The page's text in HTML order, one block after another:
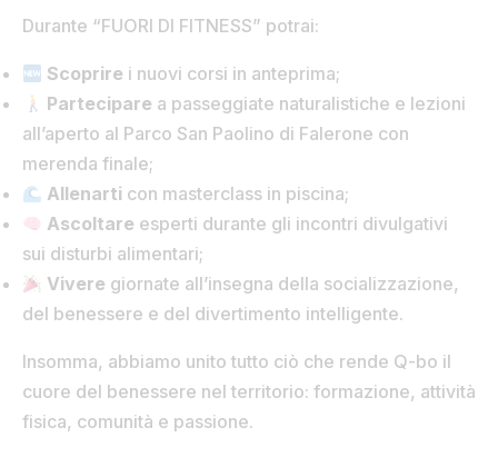
Durante “FUORI DI FITNESS” potrai:
Scoprire i nuovi corsi in anteprima;
Partecipare a passeggiate naturalistiche e lezioni
all’aperto al Parco San Paolino di Falerone con
merenda finale;
Allenarti con masterclass in piscina;
Ascoltare esperti durante gli incontri divulgativi
sui disturbi alimentari;
Vivere giornate all’insegna della socializzazione,
del benessere e del divertimento intelligente.
Insomma, abbiamo unito tutto ciò che rende Q-bo il
cuore del benessere nel territorio: formazione, attività
fisica, comunità e passione.